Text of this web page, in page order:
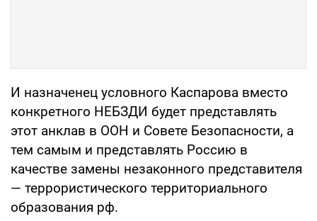
И назначенец условного Каспарова вместо
конкретного НЕБЗДИ будет представлять
этот анклав в ООН и Совете Безопасности, а
тем самым и представлять Россию в
качестве замены незаконного представителя
— террористического территориального
образования рф.